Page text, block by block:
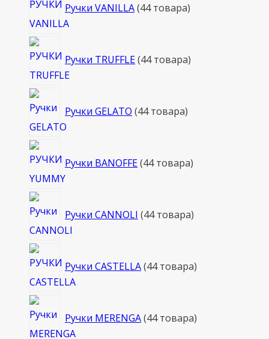
Ручки VANILLA 44 товара
Ручки TRUFFLE 44 товара
Ручки GELATO 44 товара
Ручки BANOFFE 44 товара
Ручки CANNOLI 44 товара
Ручки CASTELLA 44 товара
Ручки MERENGA 44 товара